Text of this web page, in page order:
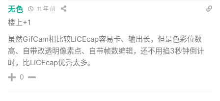
无色 11 年 前
楼上+1
虽然GifCam相比较LICEcap容易卡、输出长，但是色彩位数
高、自带改透明像素点、自带帧数编辑，还不用掐3秒钟倒计
时，比LICEcap优秀太多。
0